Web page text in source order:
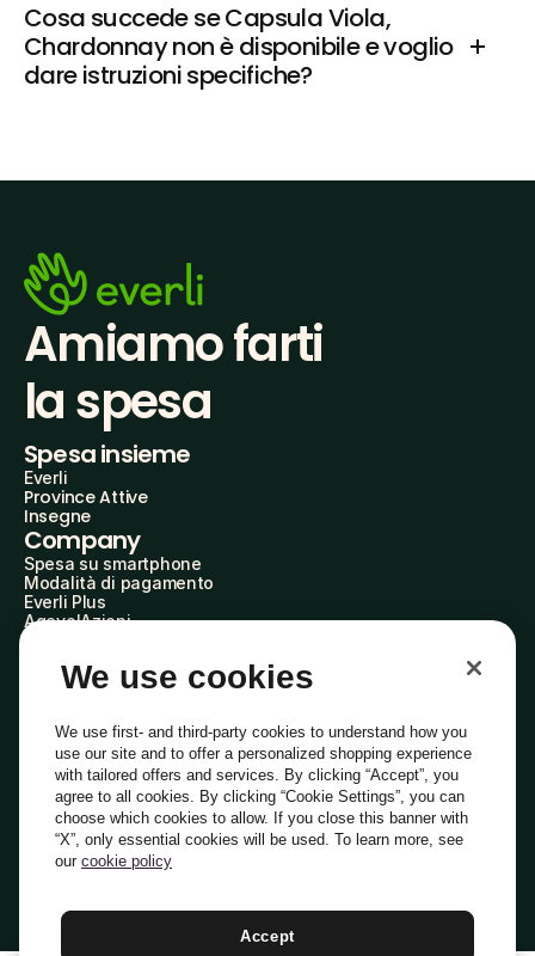
Cosa succede se Capsula Viola,
Chardonnay non è disponibile e voglio
dare istruzioni specifiche?
Amiamo farti
la spesa
Spesa insieme
Everli
Province Attive
Insegne
Company
Spesa su smartphone
Modalità di pagamento
Everli Plus
AgevolAzioni
Everli Shoppers
Scopri chi siamo
Domande frequenti
Lavora con noi
Diventa Shopper
Investitori
PrivacyCookiePreferenze Cookie
Termini e Condizioni
Italiano
We use cookies
We use first- and third-party cookies to understand how you
use our site and to offer a personalized shopping experience
with tailored offers and services. By clicking “Accept”, you
agree to all cookies. By clicking “Cookie Settings”, you can
choose which cookies to allow. If you close this banner with
“X”, only essential cookies will be used. To learn more, see
our cookie policy
Accept